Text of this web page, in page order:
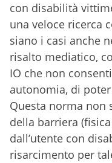
con disabilità
una veloce ricerca
siano i casi anche
risalto mediatico,
IO che non
autonomia, di
Questa norma non
della barriera
dall’utente con
risarcimento per